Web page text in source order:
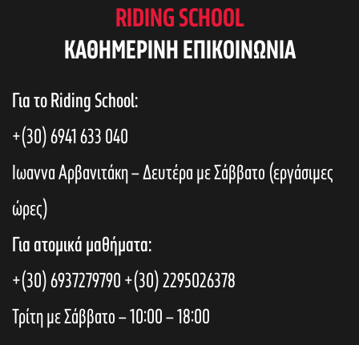
RIDING SCHOOL
KAΘΗΜΕΡΙΝΗ ΕΠΙΚΟΙΝΩΝΙΑ
Για το Riding School:
+(30) 6941 633 040
Ιωαννα Αρβανιτάκη – Δευτέρα με Σάββατο (εργάσιμες
ώρες)
Για ατομικά μαθήματα:
+(30) 6937279790+(30) 2295026378
Τρίτη με Σάββατο – 10:00 – 18:00